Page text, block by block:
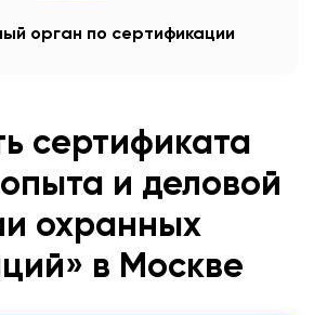
орган по сертификации
сертификата
и деловой
охранных
в Москве